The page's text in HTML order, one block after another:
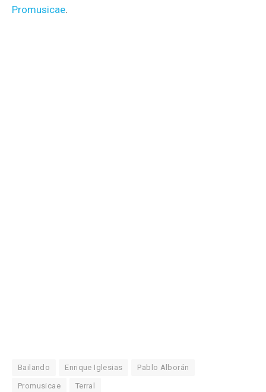
Promusicae.
Bailando Enrique Iglesias Pablo Alborán
Promusicae Terral